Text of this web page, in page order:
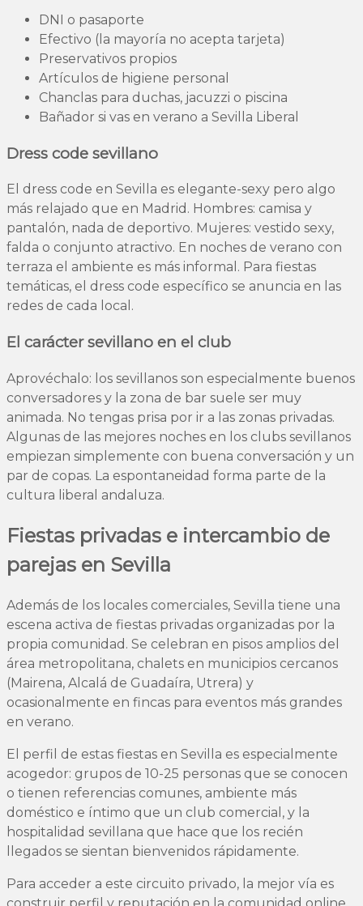
DNI o pasaporte
Efectivo (la mayoría no acepta tarjeta)
Preservativos propios
Artículos de higiene personal
Chanclas para duchas, jacuzzi o piscina
Bañador si vas en verano a Sevilla Liberal
Dress code sevillano
El dress code en Sevilla es elegante-sexy pero algo
más relajado que en Madrid. Hombres: camisa y
pantalón, nada de deportivo. Mujeres: vestido sexy,
falda o conjunto atractivo. En noches de verano con
terraza el ambiente es más informal. Para fiestas
temáticas, el dress code específico se anuncia en las
redes de cada local.
El carácter sevillano en el club
Aprovéchalo: los sevillanos son especialmente buenos
conversadores y la zona de bar suele ser muy
animada. No tengas prisa por ir a las zonas privadas.
Algunas de las mejores noches en los clubs sevillanos
empiezan simplemente con buena conversación y un
par de copas. La espontaneidad forma parte de la
cultura liberal andaluza.
Fiestas privadas e intercambio de
parejas en Sevilla
Además de los locales comerciales, Sevilla tiene una
escena activa de fiestas privadas organizadas por la
propia comunidad. Se celebran en pisos amplios del
área metropolitana, chalets en municipios cercanos
(Mairena, Alcalá de Guadaíra, Utrera) y
ocasionalmente en fincas para eventos más grandes
en verano.
El perfil de estas fiestas en Sevilla es especialmente
acogedor: grupos de 10-25 personas que se conocen
o tienen referencias comunes, ambiente más
doméstico e íntimo que un club comercial, y la
hospitalidad sevillana que hace que los recién
llegados se sientan bienvenidos rápidamente.
Para acceder a este circuito privado, la mejor vía es
construir perfil y reputación en la comunidad online